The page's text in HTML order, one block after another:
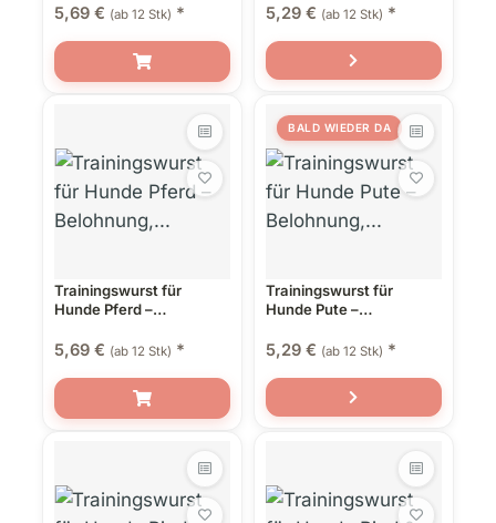
Alleinfutter in einem
5,69 € (ab 12 Stk) *
Alleinfutter in einem
5,29 € (ab 12 Stk) *
Trainingswurst für
Hunde Pferd –
Alleinfutter in einem
5,69 € (ab 12 Stk) *
BALD WIEDER DA
Trainingswurst für
Hunde Pute –
Alleinfutter in einem
5,29 € (ab 12 Stk) *